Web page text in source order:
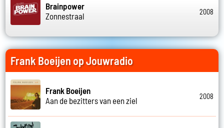
Brainpower
Zonnestraal
2008
Frank Boeijen op Jouwradio
Frank Boeijen
Aan de bezitters van een ziel
2008